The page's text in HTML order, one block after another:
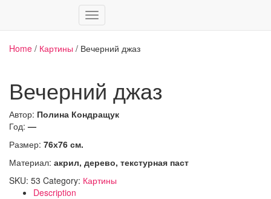
Переключить
Home / Картины / Вечерний джаз
Вечерний джаз
Автор: Полина Кондращук
Год: —
Размер: 76х76 см.
Материал: акрил, дерево, текстурная паст
SKU: 53 Category: Картины
Description